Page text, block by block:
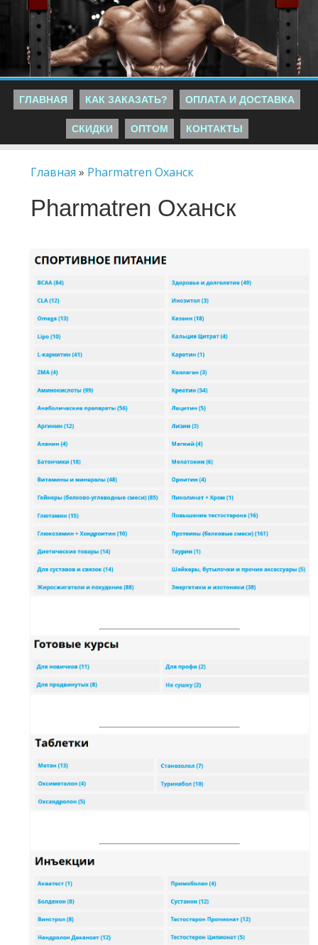
ГЛАВНАЯ КАК ЗАКАЗАТЬ? ОПЛАТА И ДОСТАВКА
СКИДКИ ОПТОМ КОНТАКТЫ
Главная » Pharmatren Оханск
Pharmatren Оханск